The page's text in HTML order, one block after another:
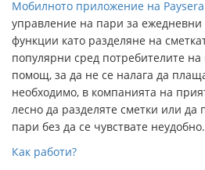
Мобилното приложение на Paysera
управление на пари за
функции като разделяне на
популярни сред потребителите
помощ, за да не се налага да
необходимо, в компанията на
лесно да разделяте сметки или
пари без да се чувствате неудобно.
Как работи?